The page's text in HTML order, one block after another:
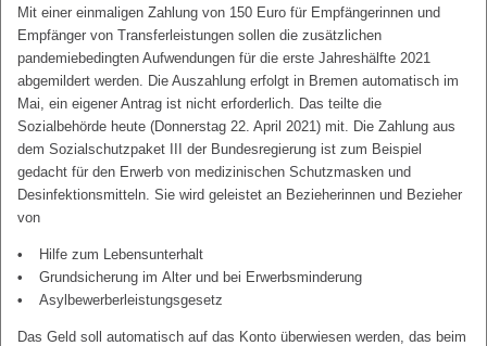
Mit einer einmaligen Zahlung von 150 Euro für Empfängerinnen und
Empfänger von Transferleistungen sollen die zusätzlichen
pandemiebedingten Aufwendungen für die erste Jahreshälfte 2021
abgemildert werden. Die Auszahlung erfolgt in Bremen automatisch im
Mai, ein eigener Antrag ist nicht erforderlich. Das teilte die
Sozialbehörde heute (Donnerstag 22. April 2021) mit. Die Zahlung aus
dem Sozialschutzpaket III der Bundesregierung ist zum Beispiel
gedacht für den Erwerb von medizinischen Schutzmasken und
Desinfektionsmitteln. Sie wird geleistet an Bezieherinnen und Bezieher
von
Hilfe zum Lebensunterhalt
Grundsicherung im Alter und bei Erwerbsminderung
Asylbewerberleistungsgesetz
Das Geld soll automatisch auf das Konto überwiesen werden, das beim